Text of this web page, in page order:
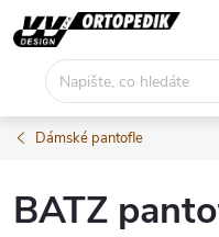
Přejít
na
Dámské pantofle
BATZ